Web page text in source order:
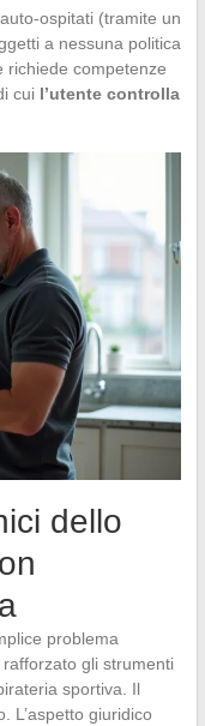
ospitati (tramite un
a nessuna politica
richiede competenze
cui l’utente controlla
dello
problema
gli strumenti
sportiva. Il
L’aspetto giuridico